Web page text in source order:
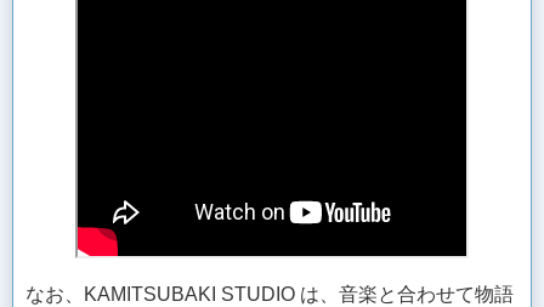
なお、KAMITSUBAKI STUDIO は、音楽と合わせて物語